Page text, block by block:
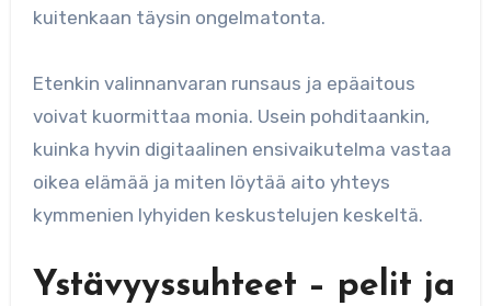
kuitenkaan täysin ongelmatonta.
Etenkin valinnanvaran runsaus ja epäaitous
voivat kuormittaa monia. Usein pohditaankin,
kuinka hyvin digitaalinen ensivaikutelma vastaa
oikea elämää ja miten löytää aito yhteys
kymmenien lyhyiden keskustelujen keskeltä.
Ystävyyssuhteet – pelit ja